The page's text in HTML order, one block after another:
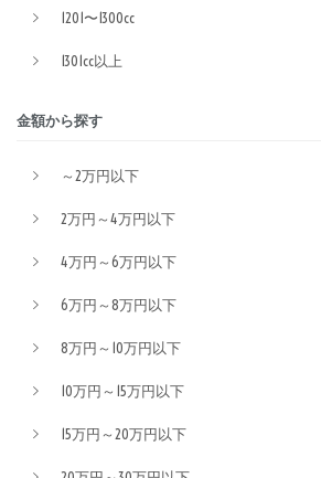
1201〜1300cc
1301cc以上
金額から探す
～2万円以下
2万円～4万円以下
4万円～6万円以下
6万円～8万円以下
8万円～10万円以下
10万円～15万円以下
15万円～20万円以下